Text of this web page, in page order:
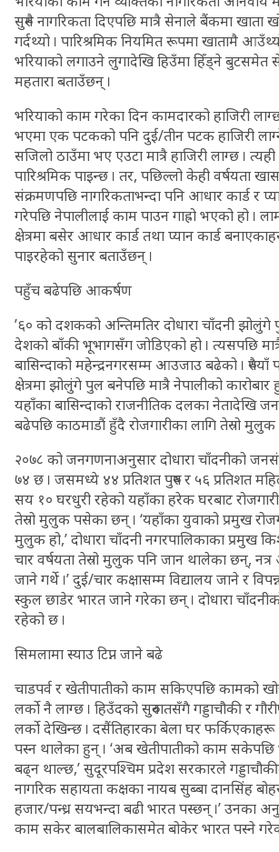
सुरुमै नागरिकता दिएपछि मात्रै सेनाले बैंकमा खाता
गर्दथ्यो । पारिश्रमिक नियमित रूपमा खातामै
भरियाको लगाउने लुगादेखि हिउँमा हिँड्ने बुटसमेत
महतारा बताउँछन् ।
भरियाको काम गरेका दिन कामदारको हाजिरी
भएमा एक पटकको पनि दुई/तीन पटक हाजिरी
सजिलो ठाउँमा भए एउटा मात्रै हाजिरी लाग्छ ।
पारिश्रमिक पाइन्छ । तर, पछिल्लो केही वर्षयता
संक्रमणपछि नागरिकताभन्दा पनि आधार कार्ड र
गरेपछि नेपालीलाई काम पाउन गाह्रो भएको हो ।
क्षेत्रमा बसेर आधार कार्ड तथा प्यान कार्ड
पाइरहेको सुनार बताउँछन् ।
पहुँच बढेपछि आकर्षण
’६० को दशकको अन्तिमतिर दोधारा चाँदनी
देशको बाँकी भूभागसँग जोडिएको हो । त्यसपछि
बासिन्दाको महेन्द्रनगरसम्म आउजाउ बढेको । रुपैयाँ
क्षेत्रमा झोलुंगे पुल बनेपछि मात्रै नेपालीको कारोबार
यहाँका बासिन्दाको राजनीतिक दलका नेतादेखि
बढेपछि काठमाडौं हुँदै रोजगारीका लागि तेस्रो
२०७८ को जनगणनाअनुसार दोधारा चाँदनीको
७४ छ । जसमध्ये ४४ प्रतिशत पुरुष र ५६ प्रतिशत
सय १० घरधुरी रहेको यहाँका हरेक घरबाट
तेस्रो मुलुक पसेका छन् । ‘यहाँका युवाको प्रमुख
मुलुक हो,’ दोधारा चाँदनी नगरपालिकाका प्रमुख
चार वर्षयता तेस्रो मुलुक पनि जान थालेका छन्,
जाने गर्थे ।’ दुई/चार कक्षासम्म विद्यालय जाने र
स्कुल छाडेर भारत जाने गरेका छन् । दोधारा
रहेको छ ।
सिमलामा स्याउ टिप्न जाने बढे
चाडपर्व र खेतीपातीको काम सकिएपछि कामको
लर्को नै लाग्छ । हिउँदको सुरुवातसँगै गड्डाचौकी र
लर्को देखिन्छ । दसैंतिहारका बेला घर फर्किएकाहरू
पस्न थालेका हुन् । ‘अब खेतीपातीको काम सकेपछि
बढ्न थाल्छ,’ सुदूरपश्चिम प्रदेश सरकारले
नागरिक सहायता कक्षका नायब सुब्बा दानसिंह
हजार/पन्ध्र सयभन्दा बढी भारत पस्छन् ।’ उनका
काम सकेर बालबालिकासमेत बोकेर भारत पस्ने